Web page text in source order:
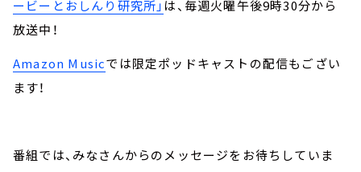
ービーとおしんり研究所」 は、毎週火曜午後9時30分から
放送中！
Amazon Musicでは限定ポッドキャストの配信もござい
ます！
番組では、みなさんからのメッセージをお待ちしていま